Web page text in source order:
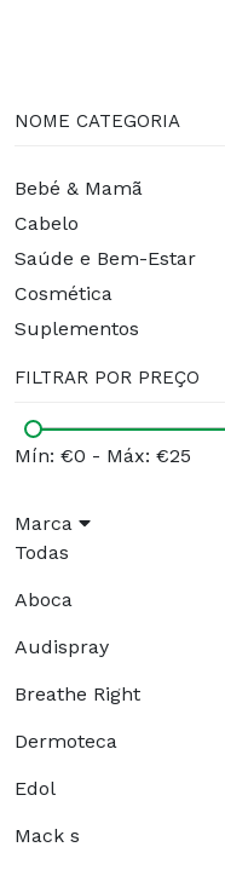
NOME CATEGORIA
Bebé & Mamã
Cabelo
Saúde e Bem-Estar
Cosmética
Suplementos
FILTRAR POR PREÇO
Mín: €0 - Máx: €25
Marca
Todas
Aboca
Audispray
Breathe Right
Dermoteca
Edol
Mack s